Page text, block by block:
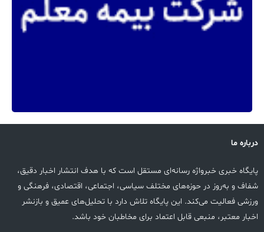
درباره ما
پایگاه خبری خبرواژه رسانه‌ای مستقل است که با هدف انتشار اخبار دقیق،
شفاف و به‌روز در حوزه‌های مختلف سیاسی، اجتماعی، اقتصادی، فرهنگی و
ورزشی فعالیت می‌کند. این پایگاه تلاش دارد با تحلیل‌های عمیق و بازنشر
اخبار معتبر، منبعی قابل اعتماد برای مخاطبان خود باشد.